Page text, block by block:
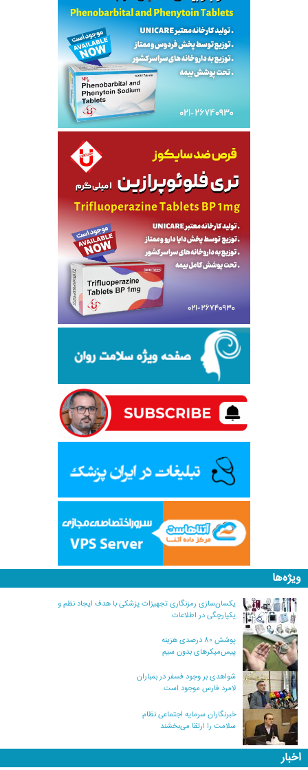
ویژه‌ها
یکسان‌سازی رمزنگاری تجهیزات پزشکی با هدف ایجاد نظم و
یکپارچگی در اطلاعات
پوشش ۸۰ درصدی هزینه
پیس‌میکرهای بدون سیم
شواهدی بر وجود فسفر در بمباران
لامرد فارس موجود است
خبرنگاران سرمایه اجتماعی نظام
سلامت را ارتقا می‌بخشند
اخبار